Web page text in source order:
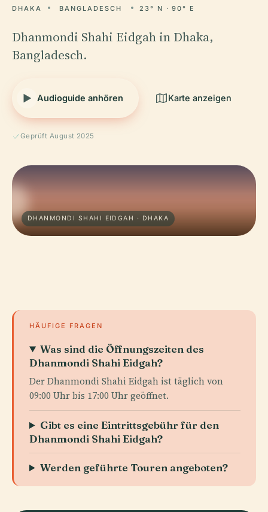
DHAKA BANGLADESCH 23° N · 90° E
Dhanmondi Shahi Eidgah in Dhaka,
Bangladesch.
Audioguide anhören Karte anzeigen
Geprüft August 2025
DHANMONDI SHAHI EIDGAH · DHAKA
HÄUFIGE FRAGEN
Was sind die Öffnungszeiten des
Dhanmondi Shahi Eidgah?
Der Dhanmondi Shahi Eidgah ist täglich von
09:00 Uhr bis 17:00 Uhr geöffnet.
Gibt es eine Eintrittsgebühr für den
Dhanmondi Shahi Eidgah?
Werden geführte Touren angeboten?